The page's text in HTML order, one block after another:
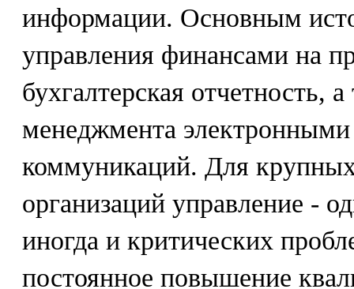
информации. Основным
управления финансами на
бухгалтерская отчетность,
менеджмента
коммуникаций. Для
организаций управление -
иногда и критических
постоянное повышение